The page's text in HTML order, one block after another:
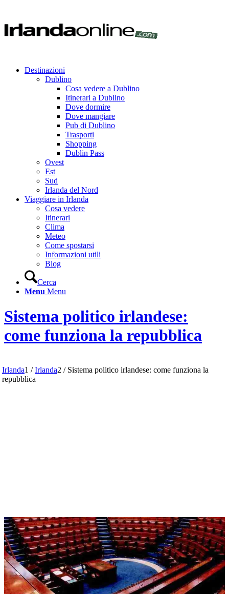
Destinazioni
Dublino
Cosa vedere a Dublino
Itinerari a Dublino
Dove dormire
Dove mangiare
Pub di Dublino
Trasporti
Shopping
Dublin Pass
Ovest
Est
Sud
Irlanda del Nord
Viaggiare in Irlanda
Cosa vedere
Itinerari
Clima
Meteo
Come spostarsi
Informazioni utili
Blog
Cerca
Menu Menu
Sistema politico irlandese:
come funziona la repubblica
Irlanda1 / Irlanda2 / Sistema politico irlandese: come funziona la
repubblica